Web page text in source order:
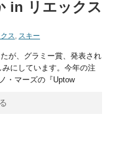
in リエックス
ス, スキー
が、グラミー賞、発表され
にしています。今年の注
・マーズの『Uptow